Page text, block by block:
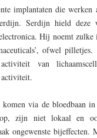
implantaten die
Serdijn hield
Hij noemt zulke
ofwel
van
activiteit.
via de bloedbaan
zijn niet lokaal en
ongewenste bijeffecten.